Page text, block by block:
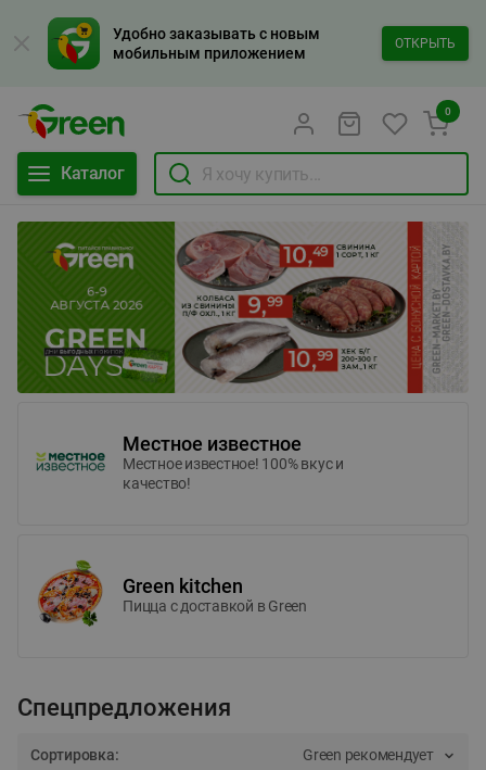
Удобно заказывать с новым
мобильным приложением
ОТКРЫТЬ
Каталог
0
Местное известное
Местное известное! 100% вкус и
качество!
Green kitchen
Пицца c доставкой в Green
Спецпредложения
Сортировка: Green рекомендует